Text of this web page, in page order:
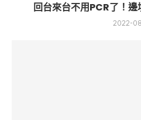
回台來台不用PCR了！
2022-